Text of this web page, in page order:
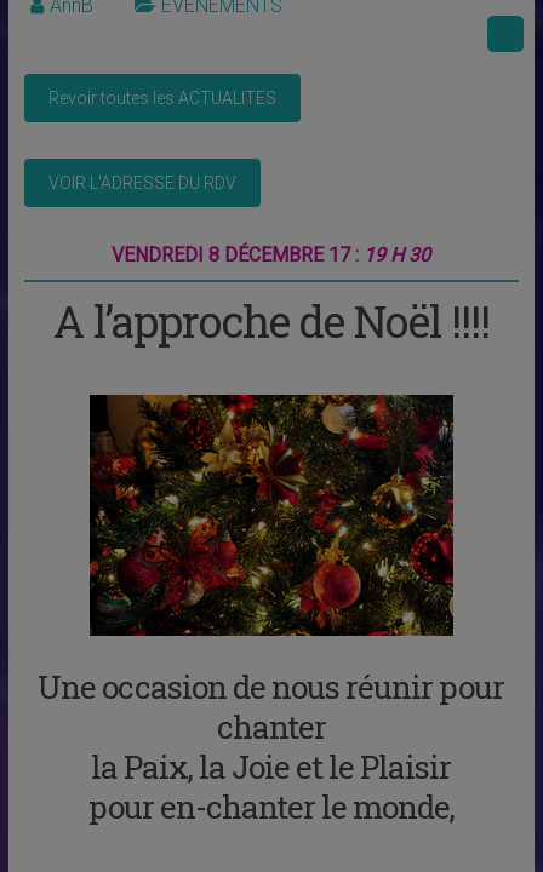
AnnB EVENEMENTS
VENDREDI 8 DÉCEMBRE 17 : 19 H 30
A l’approche de Noël !!!!
Une occasion de nous réunir pour
chanter
la Paix, la Joie et le Plaisir
pour en-chanter le monde,